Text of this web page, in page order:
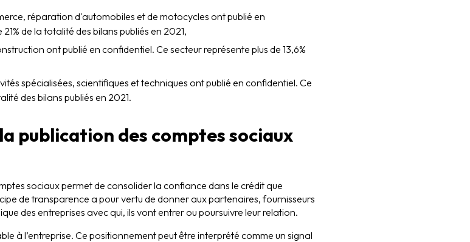
réparation d'automobiles et de motocycles ont publié en
de la totalité des bilans publiés en 2021,
ont publié en confidentiel. Ce secteur représente plus de 13,6%
spécialisées, scientifiques et techniques ont publié en confidentiel. Ce
des bilans publiés en 2021.
publication des comptes sociaux
sociaux permet de consolider la confiance dans le crédit que
de transparence a pour vertu de donner aux partenaires, fournisseurs
des entreprises avec qui, ils vont entrer ou poursuivre leur relation.
à l’entreprise. Ce positionnement peut être interprété comme un signal